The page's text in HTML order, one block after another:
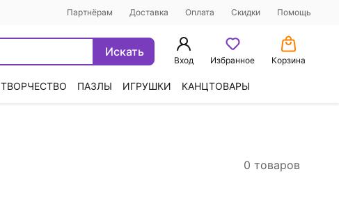
Партнёрам Доставка Оплата Скидки Помощь
Искать
Вход Избранное Корзина
ТВОРЧЕСТВО ПАЗЛЫ ИГРУШКИ КАНЦТОВАРЫ
0 товаров